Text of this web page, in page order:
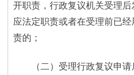
开职责，行政复议机关受理
应法定职责或者在受理前已
责的；
（二）受理行政复议申请